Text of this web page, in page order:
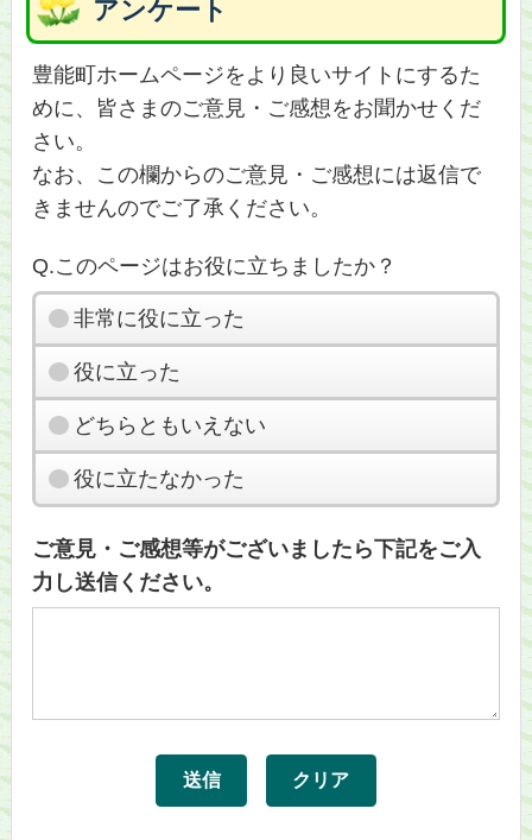
アンケート
豊能町ホームページをより良いサイトにするた
めに、皆さまのご意見・ご感想をお聞かせくだ
さい。
なお、この欄からのご意見・ご感想には返信で
きませんのでご了承ください。
Q.このページはお役に立ちましたか？
非常に役に立った
役に立った
どちらともいえない
役に立たなかった
ご意見・ご感想等がございましたら下記をご入
力し送信ください。